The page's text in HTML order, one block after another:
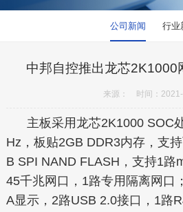
公司新闻 行业
中邦自控推出龙芯2K1000
来源： 时间：
主板采用龙芯2K1000 SOC
Hz，板贴2GB DDR3内存，支
B SPI NAND FLASH，支持1路
45千兆网口，1路专用隔离网口
A显示，2路USB 2.0接口，1路